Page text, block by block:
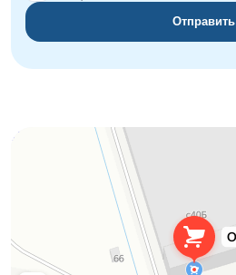
Отправить
Orgplex
Оргстекло, поликарбонат в Лыткарине
Торговое оборудование в Лыткарине